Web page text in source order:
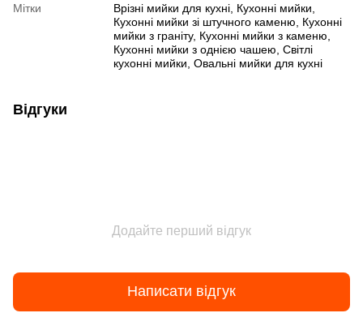
Мітки Врізні мийки для кухні Кухонні мийки
Кухонні мийки зі штучного каменю
Кухонні
мийки з граніту, Кухонні мийки з каменю
Кухонні мийки з однією чашею Світлі
кухонні мийки Овальні мийки для кухні
Відгуки
Додайте перший відгук
Написати відгук